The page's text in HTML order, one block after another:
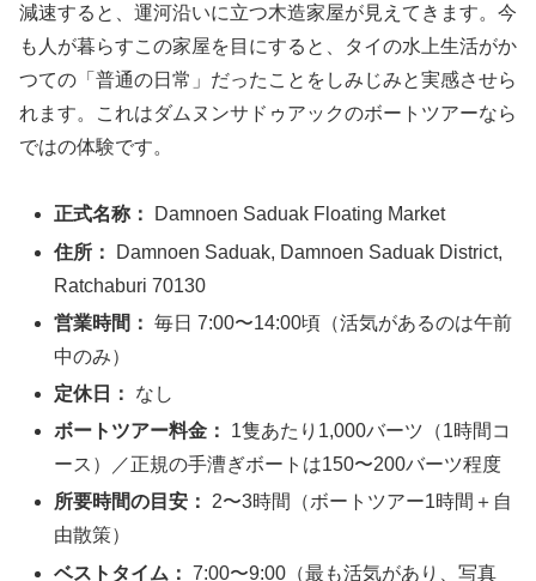
減速すると、運河沿いに立つ木造家屋が見えてきます。今
も人が暮らすこの家屋を目にすると、タイの水上生活がか
つての「普通の日常」だったことをしみじみと実感させら
れます。これはダムヌンサドゥアックのボートツアーなら
ではの体験です。
正式名称：
Damnoen Saduak Floating Market
住所：
Damnoen Saduak, Damnoen Saduak District,
Ratchaburi 70130
営業時間： 毎日 7:00〜14:00頃（活気があるのは午前
中のみ）
定休日：
なし
ボートツアー料金：
1隻あたり1,000バーツ（1時間コ
ース）／正規の手漕ぎボートは150〜200バーツ程度
所要時間の目安：
2〜3時間（ボートツアー1時間＋自
由散策）
ベストタイム： 7:00〜9:00（最も活気があり、写真